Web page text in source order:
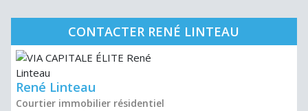
CONTACTER RENÉ LINTEAU
René Linteau
Courtier immobilier résidentiel